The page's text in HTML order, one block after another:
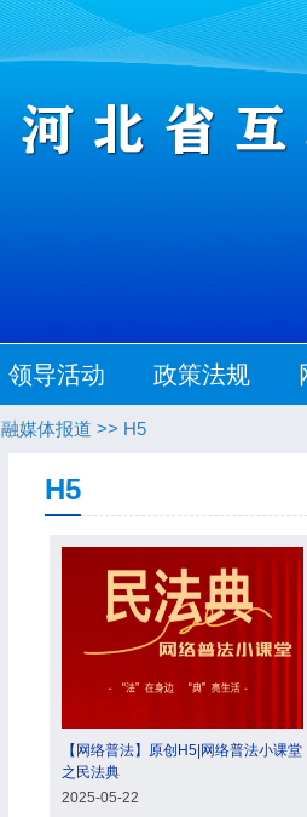
领导活动 政策法规
融媒体报道 >> H5
H5
【网络普法】原创H5|网络普法小课堂
之民法典
2025-05-22